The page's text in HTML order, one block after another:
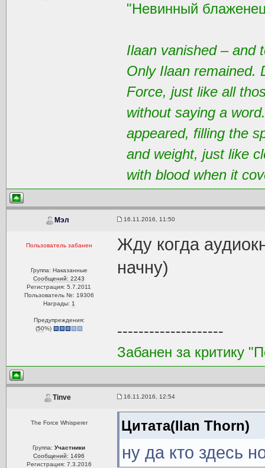
"Невинный
Ilaan vanished – and
Only Ilaan remained.
Force, just like all
without saying a
appeared, filling the
and weight, just like
with blood when it
Мэл 16.11.2016, 11:50
Пользователь забанен
Группа: Наказанные
Сообщений: 2243
Регистрация: 5.7.2011
Пользователь №: 19306
Награды: 1
Предупреждения:
(50%)
Жду когда
начну)
--------------------
Забанен за критику
Tinve 16.11.2016, 12:54
The Force Whisperer
Группа:Участники
Сообщений: 1496
Регистрация: 7.3.2016
Цитата(Ilan Thorn)
ну да кто здесь